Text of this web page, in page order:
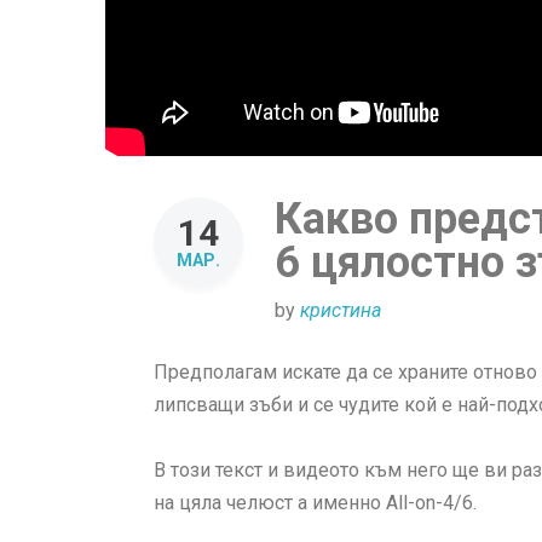
14
МАР.
Какво
6 цялостно
by кристина
Предполагам искате да се храните
липсващи зъби и се чудите кой е най-
В този текст и видеото към него ще ви
на цяла челюст а именно All-on-4/6.